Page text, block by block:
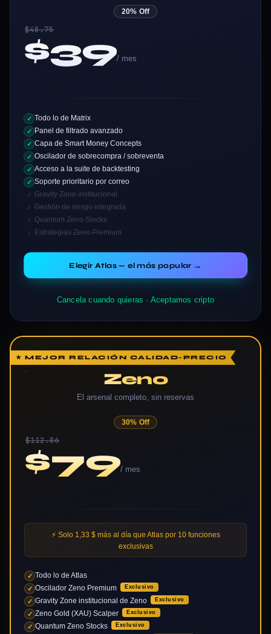
20% Off
$48.75
$39/ mes
✓ Todo lo de Matrix
✓ Panel de filtrado avanzado
✓ Capa de Smart Money Concepts
✓ Oscilador de sobrecompra / sobreventa
✓ Acceso a la suite de backtesting
✓ Soporte prioritario por correo
✗ Gravity Zone institucional
✗ Gestión de riesgo integrada
✗ Quantum Zeno Stocks
✗ Estrategias Zeno Premium
Elegir Atlas — el más popular →
Cancela cuando quieras · Aceptamos cripto
★ MEJOR RELACIÓN CALIDAD-PRECIO
Zeno
El arsenal completo, sin reservas
30% Off
$112.86
$79/ mes
⚡ Solo 1,33 $ más al día que Atlas por 10 funciones
exclusivas
✓ Todo lo de Atlas
✓ Oscilador Zeno Premium Exclusivo
✓ Gravity Zone institucional de Zeno Exclusivo
✓ Zeno Gold (XAU) Scalper Exclusivo
✓ Quantum Zeno Stocks Exclusivo